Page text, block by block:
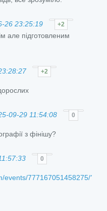
26 23:25:19 +2
але підготовленим
+2
09-29 11:54:08 0
з фінішу?
0
events/777167051458275/?